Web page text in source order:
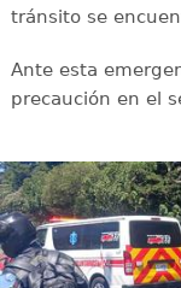
tránsito se
Ante esta
precaución en el